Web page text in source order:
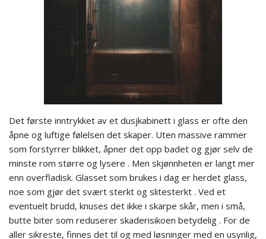
Det første inntrykket av et dusjkabinett i glass er ofte den
åpne og luftige følelsen det skaper. Uten massive rammer
som forstyrrer blikket, åpner det opp badet og gjør selv de
minste rom større og lysere . Men skjønnheten er langt mer
enn overfladisk. Glasset som brukes i dag er herdet glass,
noe som gjør det svært sterkt og slitesterkt . Ved et
eventuelt brudd, knuses det ikke i skarpe skår, men i små,
butte biter som reduserer skaderisikoen betydelig . For de
aller sikreste, finnes det til og med løsninger med en usynlig,